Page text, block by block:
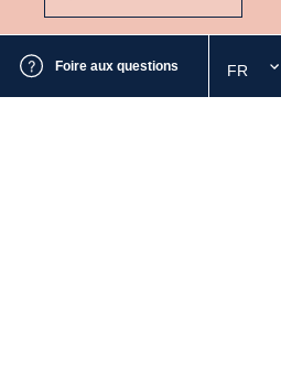
Foire aux questions FR